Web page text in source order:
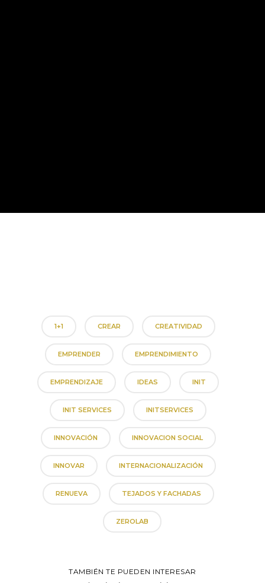
1+1 CREAR CREATIVIDAD
EMPRENDER EMPRENDIMIENTO
EMPRENDIZAJE IDEAS INIT
INIT SERVICES INITSERVICES
INNOVACIÓN INNOVACION SOCIAL
INNOVAR INTERNACIONALIZACIÓN
RENUEVA TEJADOS Y FACHADAS
ZEROLAB
TAMBIÉN TE PUEDEN INTERESAR